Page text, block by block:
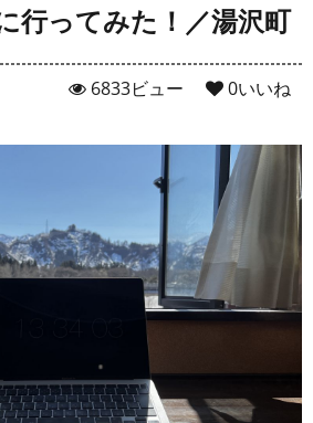
行ってみた！／湯沢町
0いいね
6833ビュー